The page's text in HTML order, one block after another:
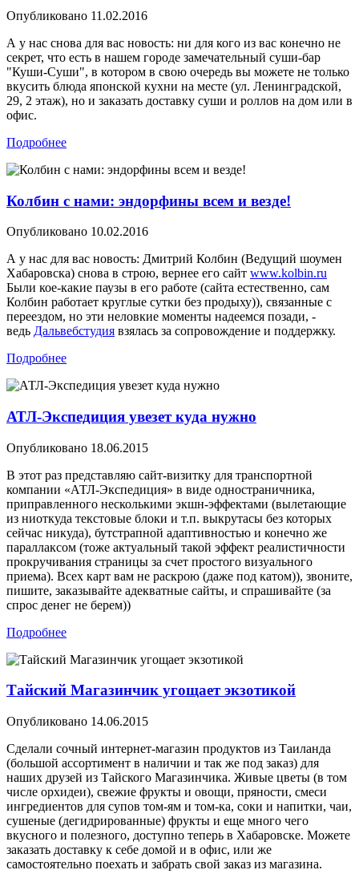
Опубликовано 11.02.2016
А у нас снова для вас новость: ни для кого из вас конечно не
секрет, что есть в нашем городе замечательный суши-бар
"Куши-Суши", в котором в свою очередь вы можете не только
вкусить блюда японской кухни на месте (ул. Ленинградской,
29, 2 этаж), но и заказать доставку суши и роллов на дом или в
офис.
Подробнее
Колбин с нами: эндорфины всем и везде!
Опубликовано 10.02.2016
А у нас для вас новость: Дмитрий Колбин (Ведущий шоумен
Хабаровска) снова в строю, вернее его сайт www.kolbin.ru
Были кое-какие паузы в его работе (сайта естественно, сам
Колбин работает круглые сутки без продыху)), связанные с
переездом, но эти неловкие моменты надеемся позади, -
ведь Дальвебстудия взялась за сопровождение и поддержку.
Подробнее
АТЛ-Экспедиция увезет куда нужно
Опубликовано 18.06.2015
В этот раз представляю сайт-визитку для транспортной
компании «АТЛ-Экспедиция» в виде одностраничника,
приправленного несколькими экшн-эффектами (вылетающие
из ниоткуда текстовые блоки и т.п. выкрутасы без которых
сейчас никуда), бутстрапной адаптивностью и конечно же
параллаксом (тоже актуальный такой эффект реалистичности
прокручивания страницы за счет простого визуального
приема). Всех карт вам не раскрою (даже под катом)), звоните,
пишите, заказывайте адекватные сайты, и спрашивайте (за
спрос денег не берем))
Подробнее
Тайский Магазинчик угощает экзотикой
Опубликовано 14.06.2015
Сделали сочный интернет-магазин продуктов из Таиланда
(большой ассортимент в наличии и так же под заказ) для
наших друзей из Тайского Магазинчика. Живые цветы (в том
числе орхидеи), свежие фрукты и овощи, пряности, смеси
ингредиентов для супов том-ям и том-ка, соки и напитки, чаи,
сушеные (дегидрированные) фрукты и еще много чего
вкусного и полезного, доступно теперь в Хабаровске. Можете
заказать доставку к себе домой и в офис, или же
самостоятельно поехать и забрать свой заказ из магазина.